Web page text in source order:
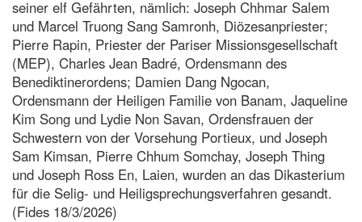
seiner elf Gefährten, nämlich: Joseph Chhmar Salem
und Marcel Truong Sang Samronh, Diözesanpriester;
Pierre Rapin, Priester der Pariser Missionsgesellschaft
(MEP), Charles Jean Badré, Ordensmann des
Benediktinerordens; Damien Dang Ngocan,
Ordensmann der Heiligen Familie von Banam, Jaqueline
Kim Song und Lydie Non Savan, Ordensfrauen der
Schwestern von der Vorsehung Portieux, und Joseph
Sam Kimsan, Pierre Chhum Somchay, Joseph Thing
und Joseph Ross En, Laien, wurden an das Dikasterium
für die Selig- und Heiligsprechungsverfahren gesandt.
(Fides 18/3/2026)